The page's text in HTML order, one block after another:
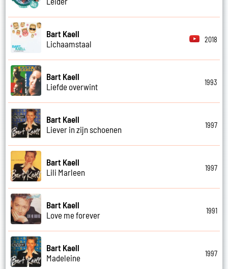
Bart Kaell
Lichaamstaal
2018
Bart Kaell
Liefde overwint
1993
Bart Kaell
Liever in zijn schoenen
1997
Bart Kaell
Lili Marleen
1997
Bart Kaell
Love me forever
1991
Bart Kaell
Madeleine
1997